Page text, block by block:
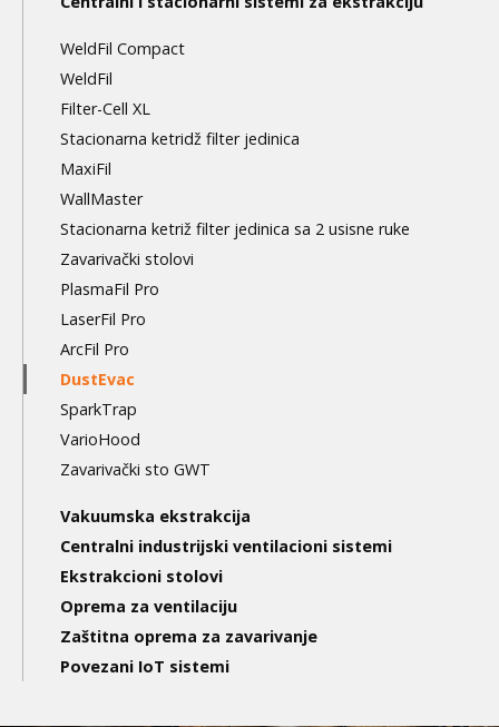
navigation
3nd
level
WeldFil Compact
WeldFil
Filter-Cell XL
Stacionarna ketridž filter jedinica
MaxiFil
WallMaster
Stacionarna ketriž filter jedinica sa 2 usisne ruke
Zavarivački stolovi
PlasmaFil Pro
LaserFil Pro
ArcFil Pro
DustEvac
SparkTrap
VarioHood
Zavarivački sto GWT
Vakuumska ekstrakcija
Centralni industrijski ventilacioni sistemi
Ekstrakcioni stolovi
Oprema za ventilaciju
Zaštitna oprema za zavarivanje
Povezani IoT sistemi